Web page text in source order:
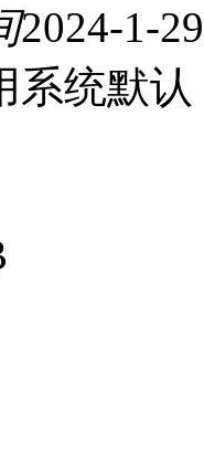
2024-1-
系统默认